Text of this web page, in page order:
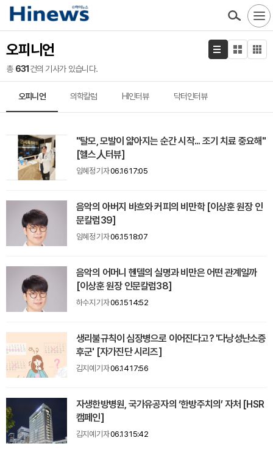
오피니언
총 631 건의 기사가 있습니다.
오피니언 의학칼럼 HI인터뷰 닥터인터뷰
"탈모, 모발이 얇아지는 순간 시작... 조기 치료 중요해"
[헬스人터뷰]
임혜정 기자06.16 17:05
음악의 아버지 바흐와 커피의 비만학 [이상훈 원장 인
문칼럼39]
임혜정 기자06.15 18:07
음악의 어머니 헨델의 실명과 비만은 어떤 관계일까
[이상훈 원장 인문칼럼38]
하수지 기자06.15 14:52
생리불규칙이 심장병으로 이어진다고? '다낭성난소증
후군' [자가진단 시리즈]
김지예 기자06.14 17:56
자생한방병원, 국가유공자의 ‘한방주치의’ 자처 [HSR
캠페인]
김지예 기자06.13 15:42